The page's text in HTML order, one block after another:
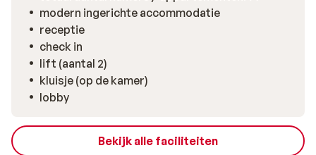
Saalfelden ligt op korte afstand en biedt een rustige,
authentieke wintersportsfeer. Overdag ontdek je het
veelzijdige skigebied, ’s avonds kom je terug in de
gemoedelijke omgeving van het hotel. Sluit je dag af
terwijl de stilte van de bergen langzaam neerdaalt.
modern ingerichte accommodatie
receptie
check in
lift (aantal 2)
kluisje (op de kamer)
lobby
Bekijk alle faciliteiten